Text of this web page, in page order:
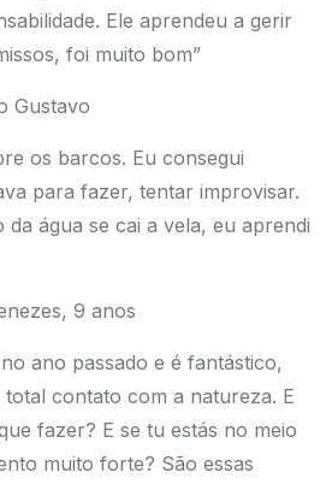
Ele aprendeu a gerir
foi muito bom”
Gustavo
os barcos. Eu consegui
para fazer, tentar improvisar.
água se cai a vela, eu aprendi
9 anos
ano passado e é fantástico,
contato com a natureza. E
fazer? E se tu estás no meio
muito forte? São essas